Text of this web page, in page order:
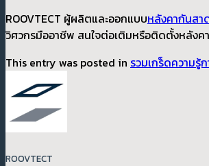
ROOVTECT ผู้ผลิตและออกแบบหลังคากันสา
วิศวกรมืออาชีพ สนใจต่อเติมหรือติดตั้งหลังค
This entry was posted in รวมเกร็ดความรู้
ROOVTECT